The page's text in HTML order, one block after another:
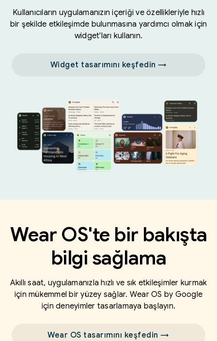
Kullanıcıların uygulamanızın içeriği ve özellikleriyle hızlı
bir şekilde etkileşimde bulunmasına yardımcı olmak için
widget'ları kullanın.
Widget tasarımını keşfedin →
Wear OS'te bir bakışta
bilgi sağlama
Akıllı saat, uygulamanızla hızlı ve sık etkileşimler kurmak
için mükemmel bir yüzey sağlar. Wear OS by Google
için deneyimler tasarlamaya başlayın.
Wear OS tasarımını keşfedin →